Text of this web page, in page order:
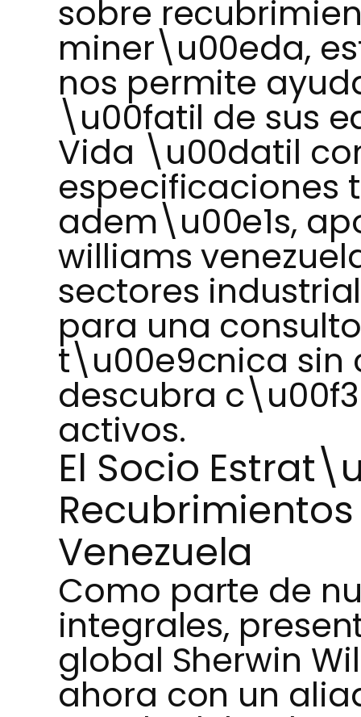
sobre
miner\u00eda,
nos permite
\u00fatil de sus
Vida \u00datil
especificaciones
adem\u00e1s,
williams
sectores
para una
t\u00e9cnica sin
descubra
activos.
El Socio
Venezuela
Como parte de
integrales,
global Sherwin
ahora con un